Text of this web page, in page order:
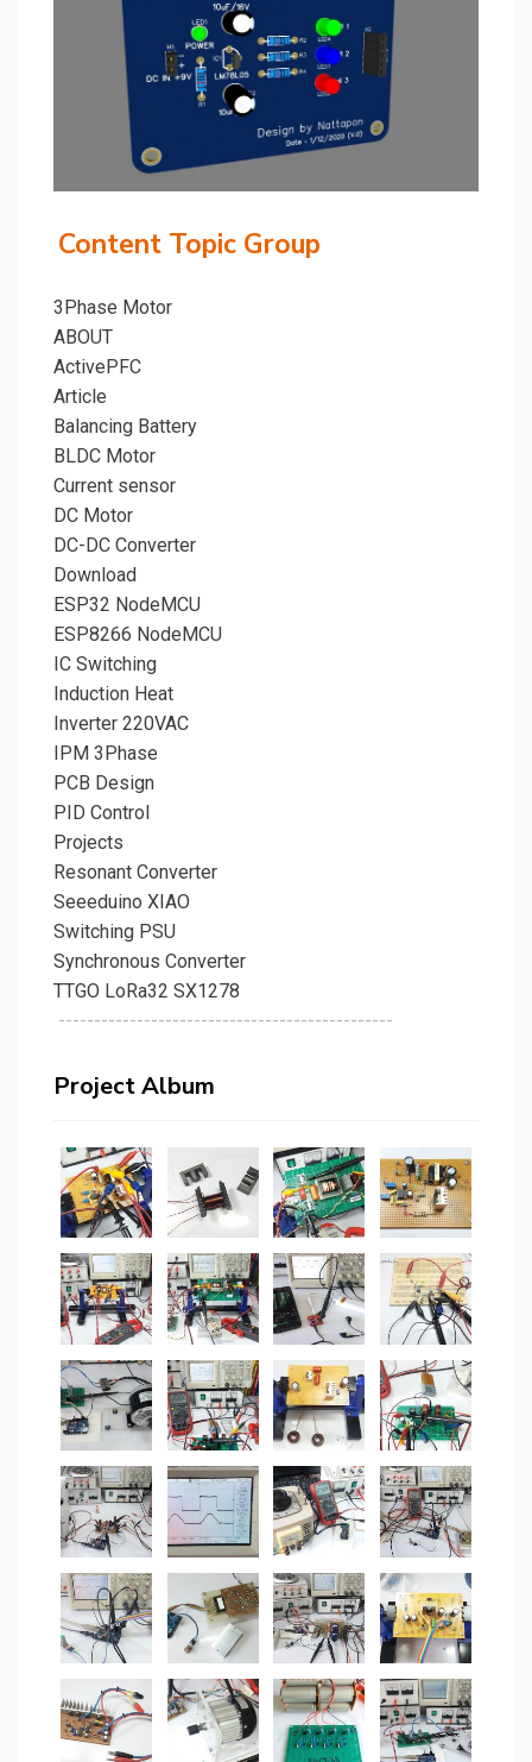
Content Topic Group
3Phase Motor
ABOUT
ActivePFC
Article
Balancing Battery
BLDC Motor
Current sensor
DC Motor
DC-DC Converter
Download
ESP32 NodeMCU
ESP8266 NodeMCU
IC Switching
Induction Heat
Inverter 220VAC
IPM 3Phase
PCB Design
PID Control
Projects
Resonant Converter
Seeeduino XIAO
Switching PSU
Synchronous Converter
TTGO LoRa32 SX1278
-----------------------------------------------
Project Album